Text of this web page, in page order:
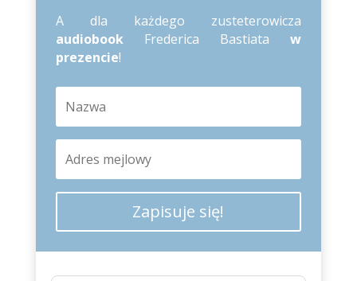
A dla każdego zusteterowicza
audiobookFrederica Bastiataw
prezencie!
Zapisuje się!